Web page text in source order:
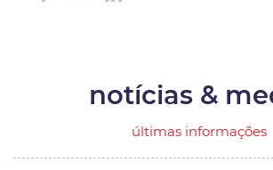
notícias &
últimas informações